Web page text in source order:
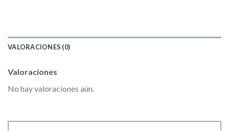
VALORACIONES (0)
Valoraciones
No hay valoraciones aún.